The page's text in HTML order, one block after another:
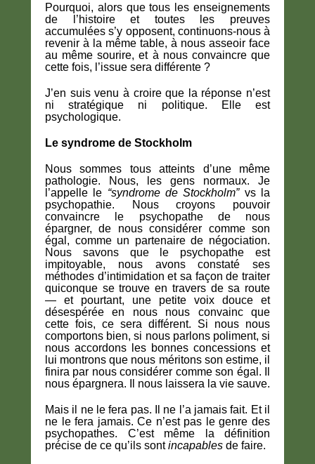
Pourquoi, alors que tous les enseignements
de l’histoire et toutes les preuves
accumulées s’y opposent, continuons-nous à
revenir à la même table, à nous asseoir face
au même sourire, et à nous convaincre que
cette fois, l’issue sera différente ?
J’en suis venu à croire que la réponse n’est
ni stratégique ni politique. Elle est
psychologique.
Le syndrome de Stockholm
Nous sommes tous atteints d’une même
pathologie. Nous, les gens normaux. Je
l’appelle le “syndrome de Stockholm”vs la
psychopathie. Nous croyons pouvoir
convaincre le psychopathe de nous
épargner, de nous considérer comme son
égal, comme un partenaire de négociation.
Nous savons que le psychopathe est
impitoyable, nous avons constaté ses
méthodes d’intimidation et sa façon de traiter
quiconque se trouve en travers de sa route
— et pourtant, une petite voix douce et
désespérée en nous nous convainc que
cette fois, ce sera différent. Si nous nous
comportons bien, si nous parlons poliment, si
nous accordons les bonnes concessions et
lui montrons que nous méritons son estime, il
finira par nous considérer comme son égal. Il
nous épargnera. Il nous laissera la vie sauve.
Mais il ne le fera pas. Il ne l’a jamais fait. Et il
ne le fera jamais. Ce n’est pas le genre des
psychopathes. C’est même la définition
précise de ce qu’ils sontincapables de faire.